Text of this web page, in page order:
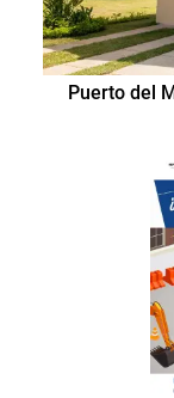
Puerto del